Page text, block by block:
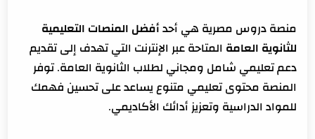
منصة دروس مصرية هي أحدأفضل المنصات التعليمية
للثانوية العامة المتاحة عبر الإنترنت التي تهدف إلى تقديم
دعم تعليمي شامل ومجاني لطلاب الثانوية العامة. توفر
المنصة محتوى تعليمي متنوع يساعد على تحسين فهمك
للمواد الدراسية وتعزيز أدائك الأكاديمي.